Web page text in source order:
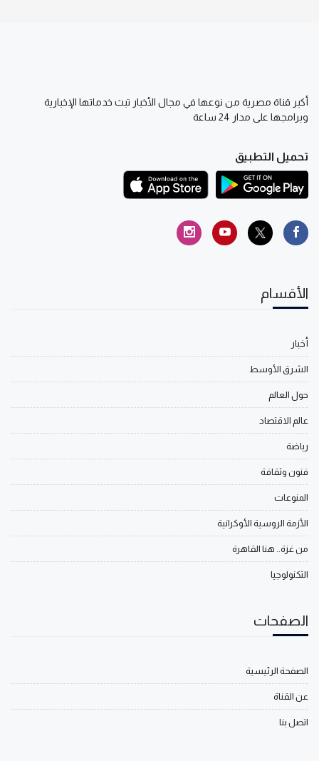
أكبر قناة مصرية من نوعها في مجال الأخبار تبث خدماتها الإخبارية
وبرامجها على مدار 24 ساعة
تحميل التطبيق
الأقسام
أخبار
الشرق الأوسط
حول العالم
عالم الاقتصاد
رياضة
فنون وثقافة
المنوعات
الأزمة الروسية الأوكرانية
من غزة.. هنا القاهرة
التكنولوجيا
الصفحات
الصفحة الرئيسية
عن القناة
اتصل بنا